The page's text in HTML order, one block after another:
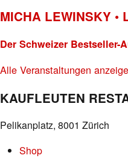
MICHA LEWINSKY •
Der Schweizer Bestseller-
Alle Veranstaltungen
KAUFLEUTEN
Pelikanplatz, 8001 Zürich
Shop